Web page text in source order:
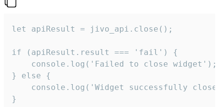
let apiResult = jivo_api.close();
if (apiResult.result === 'fail') {
    console.log('Failed to close widget');
} else {
console.log('Widget successfully
}